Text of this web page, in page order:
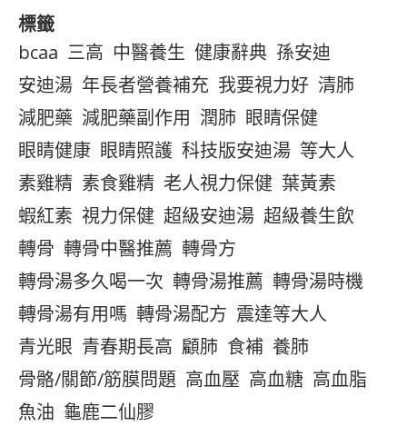
標籤
bcaa 三高 中醫養生 健康辭典 孫安迪
安迪湯 年長者營養補充 我要視力好 清肺
減肥藥 減肥藥副作用 潤肺 眼睛保健
眼睛健康 眼睛照護 科技版安迪湯 等大人
素雞精 素食雞精 老人視力保健 葉黃素
蝦紅素 視力保健 超級安迪湯 超級養生飲
轉骨 轉骨中醫推薦 轉骨方
轉骨湯多久喝一次 轉骨湯推薦 轉骨湯時機
轉骨湯有用嗎 轉骨湯配方 震達等大人
青光眼 青春期長高 顧肺 食補 養肺
骨骼/關節/筋膜問題 高血壓 高血糖 高血脂
魚油 龜鹿二仙膠